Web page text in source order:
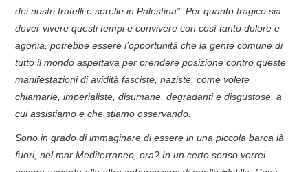
dei nostri fratelli e sorelle in Palestina”. Per quanto tragico sia
dover vivere questi tempi e convivere con così tanto dolore e
agonia, potrebbe essere l’opportunità che la gente comune di
tutto il mondo aspettava per prendere posizione contro queste
manifestazioni di avidità fasciste, naziste, come volete
chiamarle, imperialiste, disumane, degradanti e disgustose, a
cui assistiamo e che stiamo osservando.
Sono in grado di immaginare di essere in una piccola barca là
fuori, nel mar Mediterraneo, ora? In un certo senso vorrei